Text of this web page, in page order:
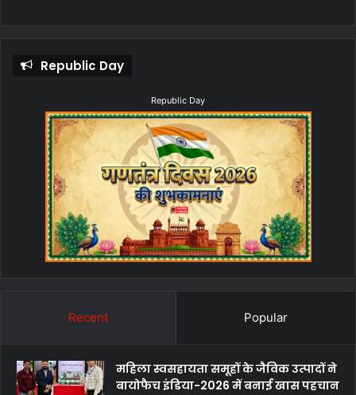
Republic Day
Republic Day
Recent Popular
महिला स्वसहायता समूहों के जैविक उत्पादों ने
बायोफैच इंडिया-2026 में बनाई खास पहचान